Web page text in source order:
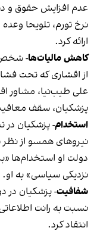
عدم افزایش حقوق و
نرخ تورم، تلویحا
ارائه کرد.
کاهش مالیات‌ها-شخص
از اقشاری که تحت
علی طیب‌نیا، مشاور
پزشکیان، سقف
استخدام-پزشکیان در
نیروهای همسو از نظر
دولت او استخدام‌ها
نزدیکی سیاسی» به او.
شفافیت-پزشکیان در
نسبت به رانت
انتقاد کرد.